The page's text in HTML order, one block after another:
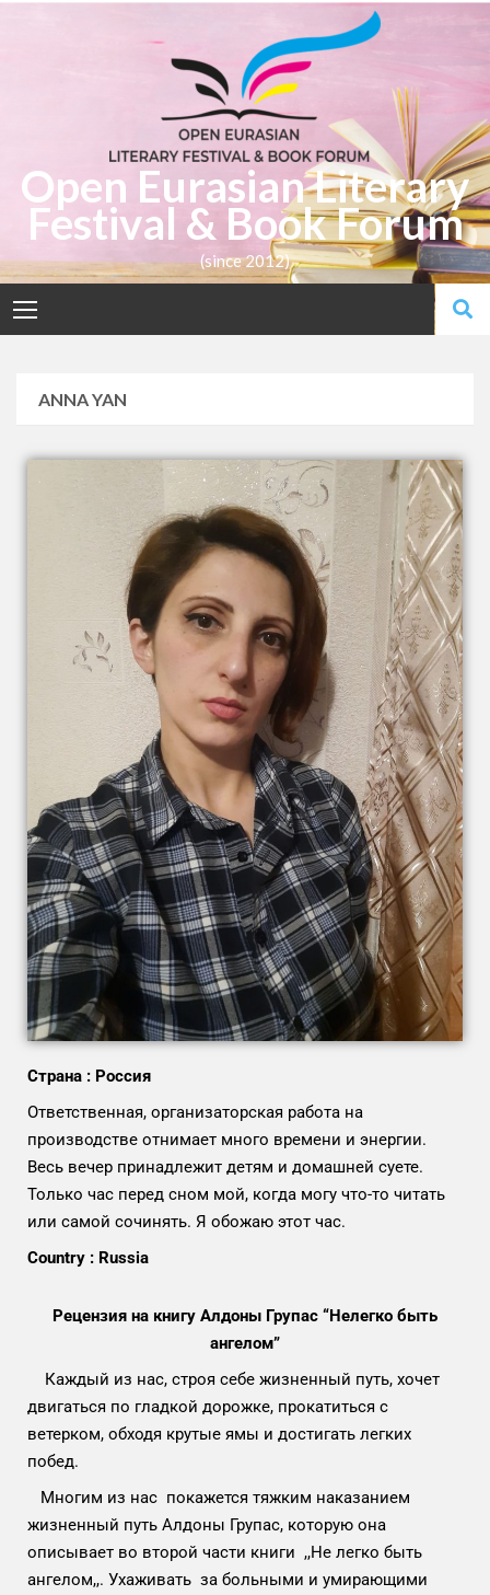
Open Eurasian Literary
Festival & Book Forum
(since 2012)
ANNA YAN
Страна : Россия
Ответственная, организаторская работа на
производстве отнимает много времени и энергии.
Весь вечер принадлежит детям и домашней суете.
Только час перед сном мой, когда могу что-то читать
или самой сочинять. Я обожаю этот час.
Country : Russia
Рецензия на книгу Алдоны Групас “Нелегко быть
ангелом”
Каждый из нас, строя себе жизненный путь, хочет
двигаться по гладкой дорожке, прокатиться с
ветерком, обходя крутые ямы и достигать легких
побед.
Многим из нас покажется тяжким наказанием
жизненный путь Алдоны Групас, которую она
описывает во второй части книги ,,Не легко быть
ангелом,,. Ухаживать за больными и умирающими